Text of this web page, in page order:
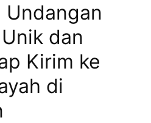
Undangan
dan
Kirim ke
di